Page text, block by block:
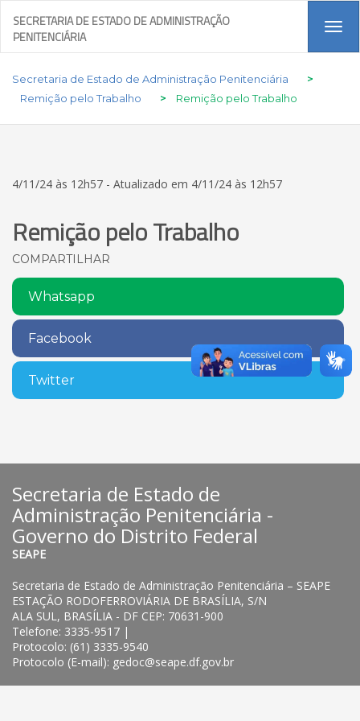
SECRETARIA DE ESTADO DE ADMINISTRAÇÃO
PENITENCIÁRIA
Secretaria de Estado de Administração Penitenciária
>
Remição pelo Trabalho
> Remição pelo Trabalho
4/11/24 às 12h57 - Atualizado em 4/11/24 às 12h57
Remição pelo Trabalho
COMPARTILHAR
Whatsapp
Facebook
Twitter
Secretaria de Estado de
Administração Penitenciária -
Governo do Distrito Federal
SEAPE
Secretaria de Estado de Administração Penitenciária – SEAPE
ESTAÇÃO RODOFERROVIÁRIA DE BRASÍLIA, S/N
ALA SUL, BRASÍLIA - DF CEP: 70631-900
Telefone: 3335-9517 |
Protocolo: (61) 3335-9540
Protocolo (E-mail): gedoc@seape.df.gov.br